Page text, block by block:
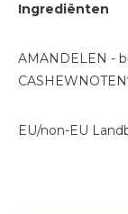
Ingrediënten
AMANDELEN -
EU/non-EU